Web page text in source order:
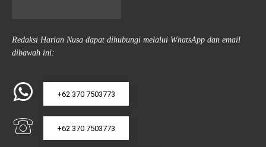
Redaksi Harian Nusa dapat dihubungi melalui WhatsApp dan email
dibawah ini:
+62 370 7503773
+62 370 7503773